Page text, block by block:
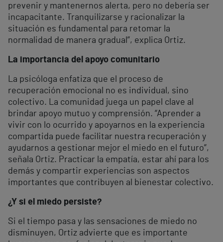
prevenir y mantenernos alerta, pero no debería ser
incapacitante. Tranquilizarse y racionalizar la
situación es fundamental para retomar la
normalidad de manera gradual”, explica Ortiz.
La importancia del apoyo comunitario
La psicóloga enfatiza que el proceso de
recuperación emocional no es individual, sino
colectivo. La comunidad juega un papel clave al
brindar apoyo mutuo y comprensión. “Aprender a
vivir con lo ocurrido y apoyarnos en la experiencia
compartida puede facilitar nuestra recuperación y
ayudarnos a gestionar mejor el miedo en el futuro”,
señala Ortiz. Practicar la empatía, estar ahí para los
demás y compartir experiencias son aspectos
importantes que contribuyen al bienestar colectivo.
¿Y si el miedo persiste?
Si el tiempo pasa y las sensaciones de miedo no
disminuyen, Ortiz advierte que es importante